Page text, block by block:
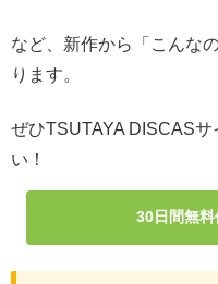
など、新作から「こんな
ります。
ぜひTSUTAYA DISCAS
い！
30日間無料